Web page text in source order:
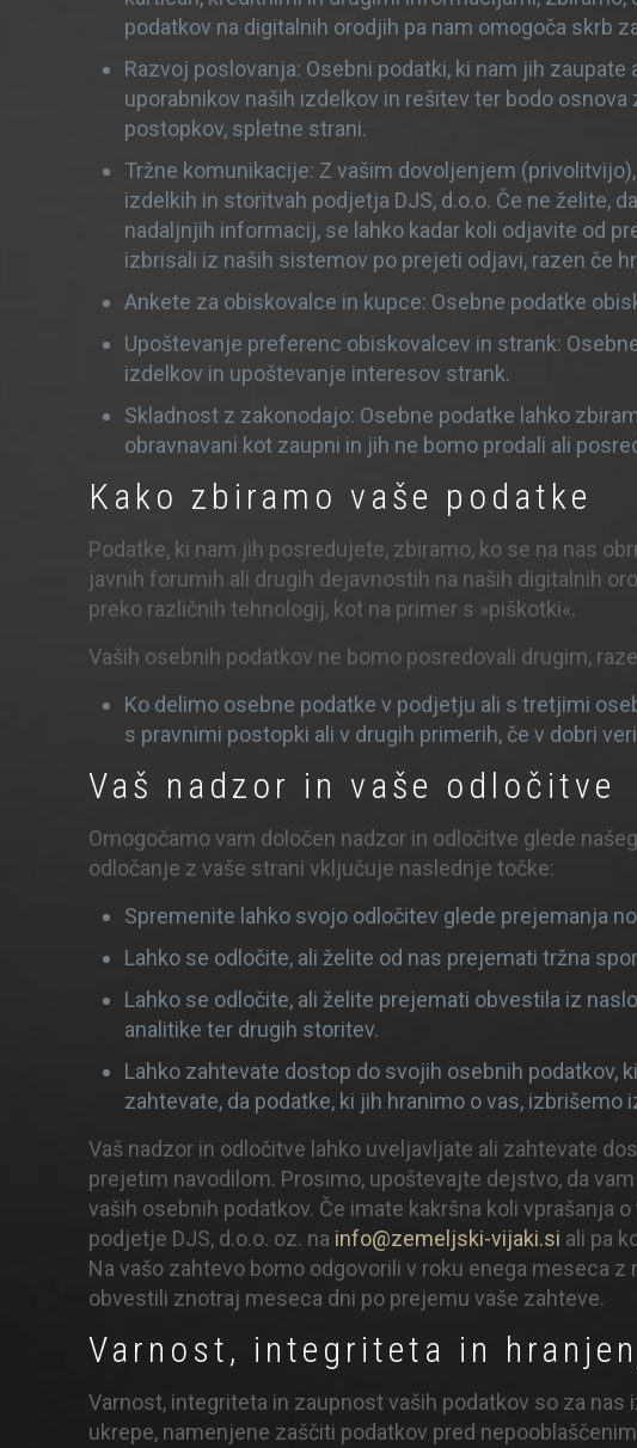
podatkov na digitalnih orodjih pa nam omogoča skrb
Razvoj poslovanja: Osebni podatki, ki nam jih
uporabnikov naših izdelkov in rešitev ter bodo
postopkov, spletne strani.
Tržne komunikacije: Z vašim dovoljenjem
izdelkih in storitvah podjetja DJS, d.o.o. Če ne želite,
nadaljnjih informacij, se lahko kadar koli odjavite od
izbrisali iz naših sistemov po prejeti odjavi, razen če
Ankete za obiskovalce in kupce: Osebne podatke
Upoštevanje preferenc obiskovalcev in strank:
izdelkov in upoštevanje interesov strank.
Skladnost z zakonodajo: Osebne podatke lahko
obravnavani kot zaupni in jih ne bomo prodali ali
Kako zbiramo vaše podatke
Podatke, ki nam jih posredujete, zbiramo, ko se na nas
javnih forumih ali drugih dejavnostih na naših digitalnih
preko različnih tehnologij, kot na primer s »piškotki«.
Vaših osebnih podatkov ne bomo posredovali drugim,
Ko delimo osebne podatke v podjetju ali s tretjimi
s pravnimi postopki ali v drugih primerih, če v dobri
Vaš nadzor in vaše odločitve
Omogočamo vam določen nadzor in odločitve glede
odločanje z vaše strani vključuje naslednje točke:
Spremenite lahko svojo odločitev glede prejemanja
Lahko se odločite, ali želite od nas prejemati tržna
Lahko se odločite, ali želite prejemati obvestila iz
analitike ter drugih storitev.
Lahko zahtevate dostop do svojih osebnih podatkov,
zahtevate, da podatke, ki jih hranimo o vas,
Vaš nadzor in odločitve lahko uveljavljate ali zahtevate
prejetim navodilom. Prosimo, upoštevajte dejstvo, da
vaših osebnih podatkov. Če imate kakršna koli vprašanja
podjetje DJS, d.o.o. oz. na info@zemeljski-vijaki.si ali pa
Na vašo zahtevo bomo odgovorili v roku enega meseca
obvestili znotraj meseca dni po prejemu vaše zahteve.
Varnost, integriteta in
Varnost, integriteta in zaupnost vaših podatkov so za
ukrepe, namenjene zaščiti podatkov pred